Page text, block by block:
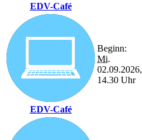
EDV-Café
EDV-Café
Beginn:
Mi.
02.09.2026,
14.30 Uhr